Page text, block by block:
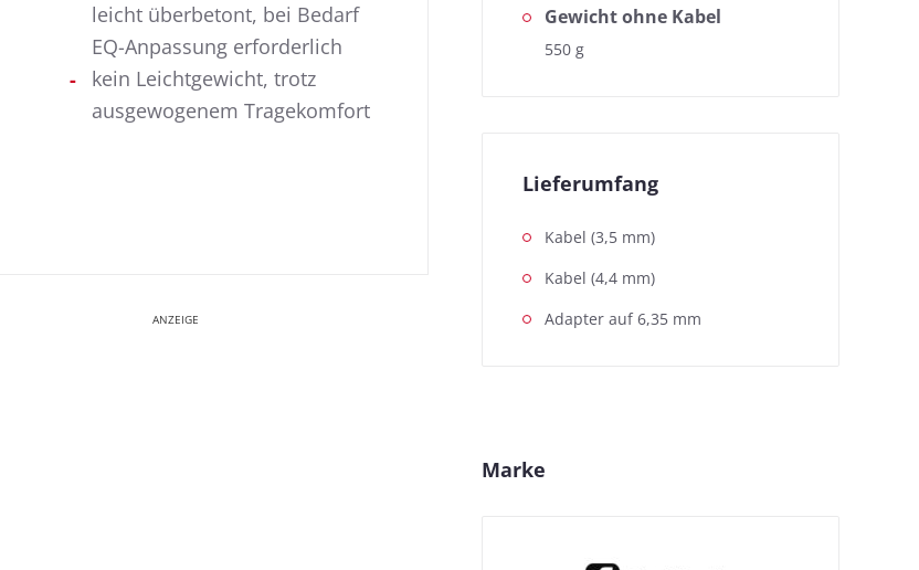
leicht überbetont, bei Bedarf
EQ-Anpassung erforderlich
kein Leichtgewicht, trotz
ausgewogenem Tragekomfort
ANZEIGE
Gewicht ohne Kabel
550 g
Lieferumfang
Kabel (3,5 mm)
Kabel (4,4 mm)
Adapter auf 6,35 mm
Marke